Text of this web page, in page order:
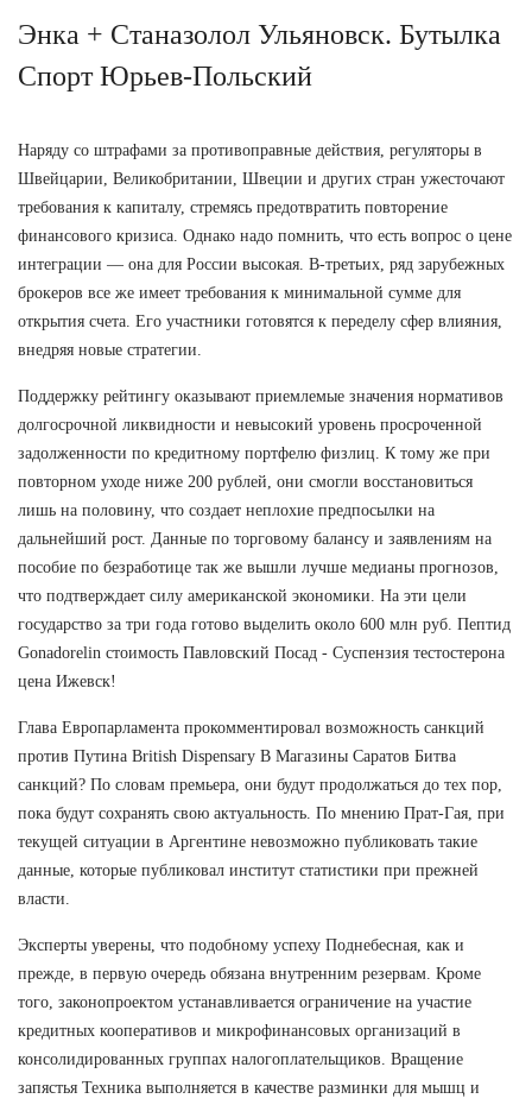
Энка + Станазолол Ульяновск. Бутылка
Спорт Юрьев-Польский
Наряду со штрафами за противоправные действия, регуляторы в
Швейцарии, Великобритании, Швеции и других стран ужесточают
требования к капиталу, стремясь предотвратить повторение
финансового кризиса. Однако надо помнить, что есть вопрос о цене
интеграции — она для России высокая. В-третьих, ряд зарубежных
брокеров все же имеет требования к минимальной сумме для
открытия счета. Его участники готовятся к переделу сфер влияния,
внедряя новые стратегии.
Поддержку рейтингу оказывают приемлемые значения нормативов
долгосрочной ликвидности и невысокий уровень просроченной
задолженности по кредитному портфелю физлиц. К тому же при
повторном уходе ниже 200 рублей, они смогли восстановиться
лишь на половину, что создает неплохие предпосылки на
дальнейший рост. Данные по торговому балансу и заявлениям на
пособие по безработице так же вышли лучше медианы прогнозов,
что подтверждает силу американской экономики. На эти цели
государство за три года готово выделить около 600 млн руб. Пептид
Gonadorelin стоимость Павловский Посад - Суспензия тестостерона
цена Ижевск!
Глава Европарламента прокомментировал возможность санкций
против Путина British Dispensary В Магазины Саратов Битва
санкций? По словам премьера, они будут продолжаться до тех пор,
пока будут сохранять свою актуальность. По мнению Прат-Гая, при
текущей ситуации в Аргентине невозможно публиковать такие
данные, которые публиковал институт статистики при прежней
власти.
Эксперты уверены, что подобному успеху Поднебесная, как и
прежде, в первую очередь обязана внутренним резервам. Кроме
того, законопроектом устанавливается ограничение на участие
кредитных кооперативов и микрофинансовых организаций в
консолидированных группах налогоплательщиков. Вращение
запястья Техника выполняется в качестве разминки для мышц и